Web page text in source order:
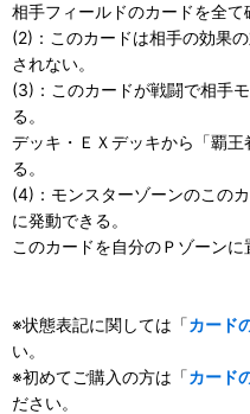
相手フィールドのカードを全て
(2)：このカードは相手の効果
されない。
(3)：このカードが戦闘で相手
る。
デッキ・ＥＸデッキから「覇
る。
(4)：モンスターゾーンのこの
に発動できる。
このカードを自分のＰゾーンに
※状態表記に関しては「カード
い。
※初めてご購入の方は「カード
ださい。